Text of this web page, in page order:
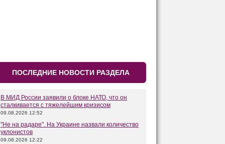
ПОСЛЕДНИЕ НОВОСТИ РАЗДЕЛА
В МИД России заявили о блоке НАТО, что он
сталкивается с тяжелейшим кризисом
09.08.2026 12:52
"Не на радаре". На Украине назвали количество
уклонистов
09.08.2026 12:22